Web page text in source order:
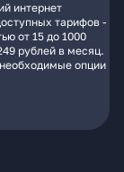
интернет
тарифов -
от 15 до 1000
рублей в месяц.
опции